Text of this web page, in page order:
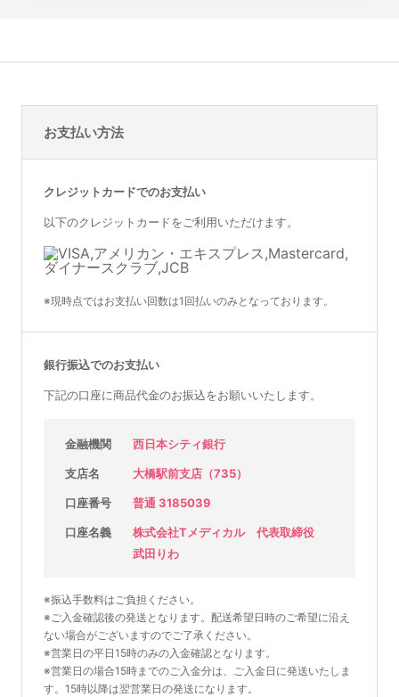
お支払い方法
クレジットカードでのお支払い
以下のクレジットカードをご利用いただけます。
※現時点ではお支払い回数は1回払いのみとなっております。
銀行振込でのお支払い
下記の口座に商品代金のお振込をお願いいたします。
金融機関 西日本シティ銀行
支店名 大橋駅前支店（735）
口座番号 普通 3185039
口座名義
株式会社Tメディカル 代表取締役
武田りわ
※振込手数料はご負担ください。
※ご入金確認後の発送となります。配送希望日時のご希望に沿え
ない場合がございますのでご了承ください。
※営業日の平日15時のみの入金確認となります。
※営業日の場合15時までのご入金分は、ご入金日に発送いたしま
す。15時以降は翌営業日の発送になります。